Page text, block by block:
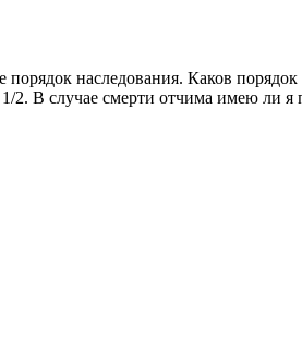
наследования. Каков
В случае смерти отчима имею ли я